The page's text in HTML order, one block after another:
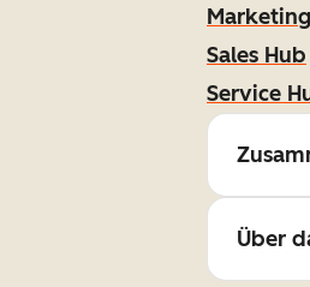
Sales Hub
Service
Über